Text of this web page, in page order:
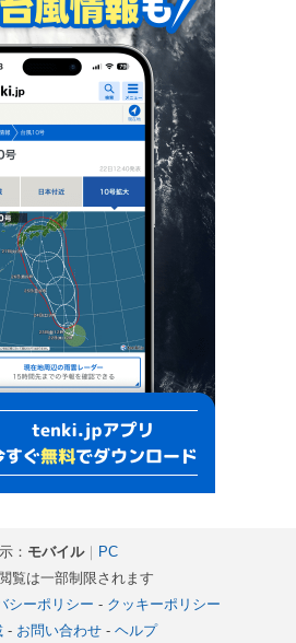
： モバイル｜ PC
覧は一部制限されます
シーポリシー - クッキーポリシー
- お問い合わせ- ヘルプ